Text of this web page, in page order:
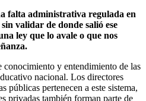
falta administrativa regulada en
validar de donde salió ese
ley que lo avale o que nos
conocimiento y entendimiento de las
nacional. Los directores
públicas pertenecen a este sistema,
privadas también forman parte de